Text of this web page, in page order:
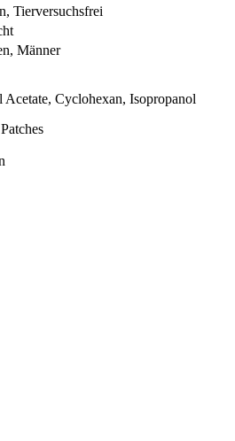
Tierversuchsfrei
Männer
Cyclohexan, Isopropanol